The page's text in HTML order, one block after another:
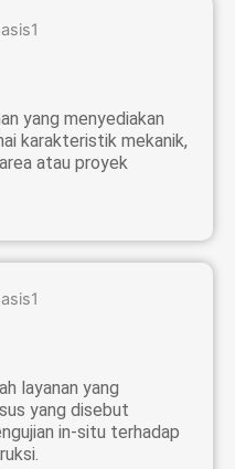
yang menyediakan
karakteristik mekanik,
atau proyek
layanan yang
yang disebut
in-situ terhadap